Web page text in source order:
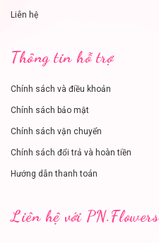
Liên hệ
Thông tin hỗ trợ
Chính sách và điều khoản
Chính sách bảo mật
Chính sách vận chuyển
Chính sách đổi trả và hoàn tiền
Hướng dẫn thanh toán
Liên hệ với PN.Flowers